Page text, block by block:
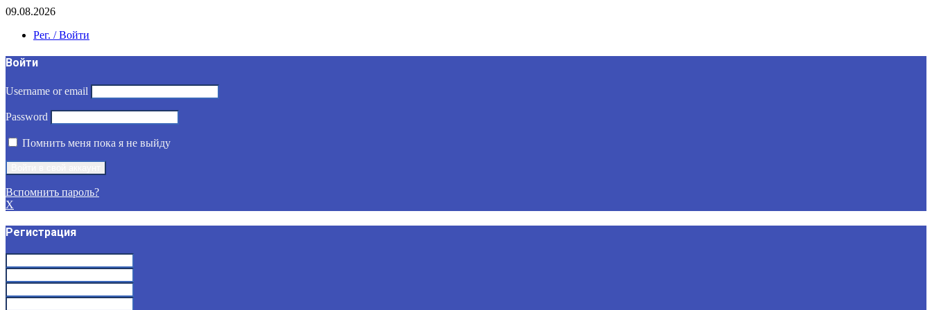
09.08.2026
Рег. / Войти
Войти
Username or email
Password
Помнить меня пока я не выйду
Вспомнить пароль?
X
Регистрация